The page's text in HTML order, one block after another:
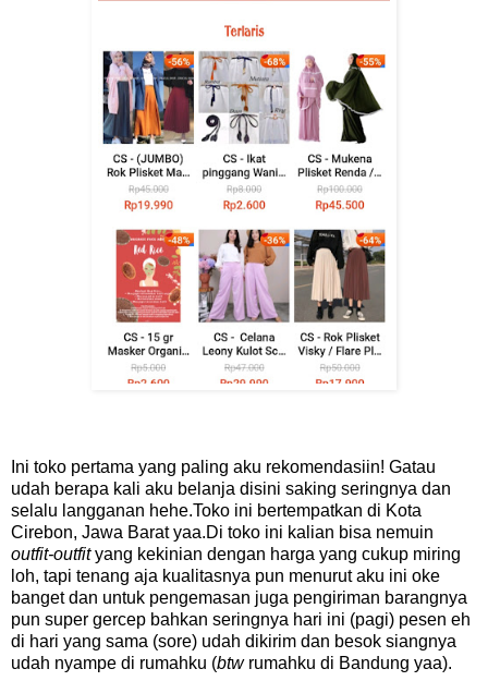
Ini toko pertama yang paling aku rekomendasiin! Gatau
udah berapa kali aku belanja disini saking seringnya dan
selalu langganan hehe.Toko ini bertempatkan di Kota
Cirebon, Jawa Barat yaa.Di toko ini kalian bisa nemuin
outfit-outfityang kekinian dengan harga yang cukup miring
loh, tapi tenang aja kualitasnya pun menurut aku ini oke
banget dan untuk pengemasan juga pengiriman barangnya
pun super gercep bahkan seringnya hari ini (pagi) pesen eh
di hari yang sama (sore) udah dikirim dan besok siangnya
udah nyampe di rumahku (btwrumahku di Bandung yaa).